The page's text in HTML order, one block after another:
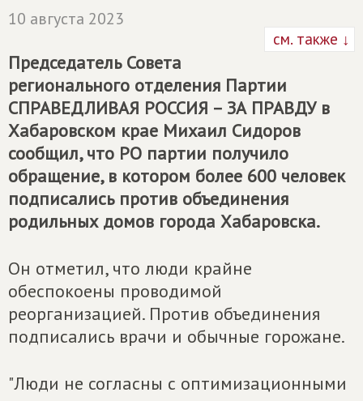
10 августа 2023
см. также ↓
Председатель Совета
регионального отделения Партии
СПРАВЕДЛИВАЯ РОССИЯ – ЗА ПРАВДУв
Хабаровском крае Михаил Сидоров
сообщил, что РО партии получило
обращение, в котором более 600 человек
подписались против объединения
родильных домов города Хабаровска.
Он отметил, что люди крайне
обеспокоены проводимой
реорганизацией. Против объединения
подписались врачи и обычные горожане.
"Люди не согласны с оптимизационными